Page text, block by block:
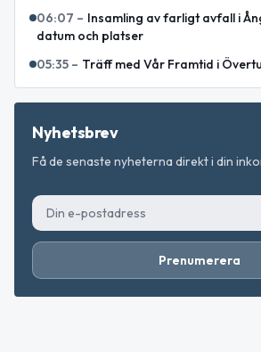
06:07 – Insamling av farligt avfall i
datum och platser
05:35 – Träff med Vår Framtid i
Nyhetsbrev
Få de senaste nyheterna direkt i din
Prenumerera